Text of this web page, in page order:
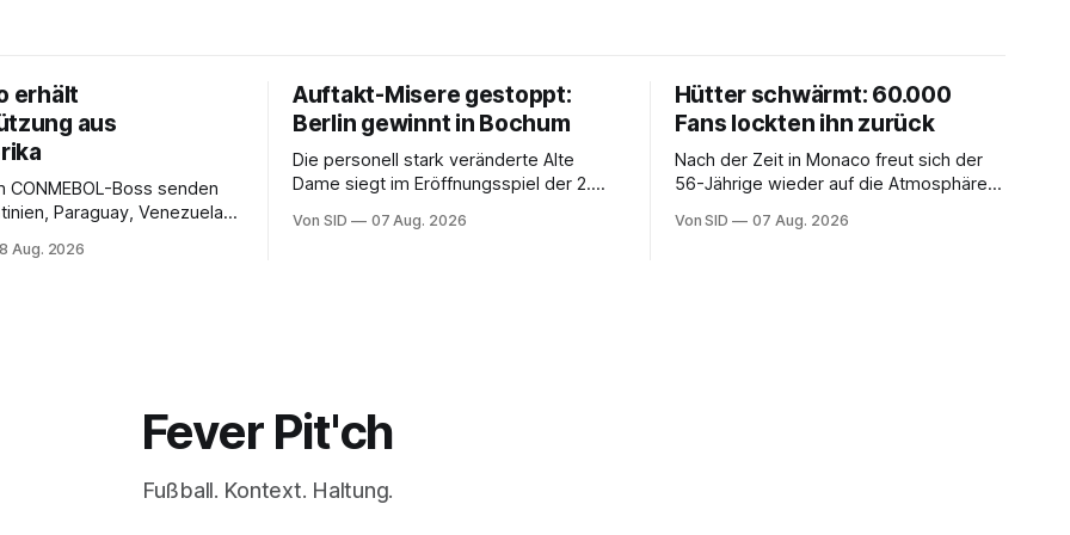
erhält
aus
CONMEBOL-Boss senden
Paraguay, Venezuela
Aug. 2026
Auftakt-Misere gestoppt:
Berlin gewinnt in Bochum
Die personell stark veränderte Alte
Dame siegt im Eröffnungsspiel der 2.
Von SID 07 Aug. 2026
Hütter schwärmt: 60.000
Fans lockten ihn zurück
Nach der Zeit in Monaco freut sich der
56-Jährige wieder auf die Atmosphäre in
Von SID 07 Aug. 2026
Fever Pit'ch
Fußball. Kontext. Haltung.